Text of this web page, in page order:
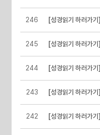
246 [성경읽기 하러가기]
245 [성경읽기 하러가기]
244 [성경읽기 하러가기]
243 [성경읽기 하러가기]
242 [성경읽기 하러가기]